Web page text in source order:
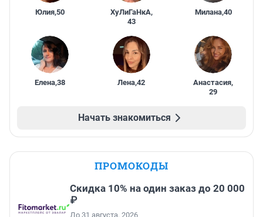
Юлия,50 ХуЛиГаНкА,
43
Милана,40
Елена,38 Лена,42 Анастасия,
29
Начать знакомиться
ПРОМОКОДЫ
Скидка 10% на один заказ до 20 000
₽
До 31 августа, 2026